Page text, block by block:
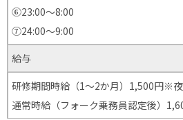
⑥23:00～8:00
⑦24:00～9:00
給与
研修期間時給（1～2か月）1,500円※
通常時給（フォーク乗務員認定後）